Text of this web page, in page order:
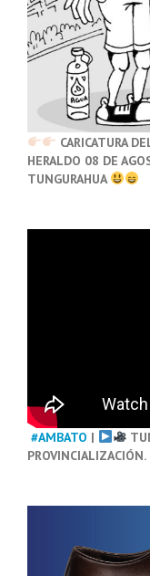
CARICATURA
HERALDO 08 DE
TUNGURAHUA
#AMBATO |